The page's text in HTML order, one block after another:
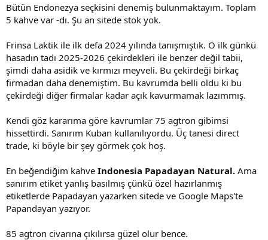
Bütün Endonezya seçkisini denemiş bulunmaktayım. Toplam
5 kahve var -dı. Şu an sitede stok yok.
Frinsa Laktik ile ilk defa 2024 yılında tanışmıştık. O ilk günkü
hasadın tadı 2025-2026 çekirdekleri ile benzer değil tabii,
şimdi daha asidik ve kırmızı meyveli. Bu çekirdeği birkaç
firmadan daha denemiştim. Bu kavrumda belli oldu ki bu
çekirdeği diğer firmalar kadar açık kavurmamak lazımmış.
Kendi göz kararıma göre kavrumlar 75 agtron gibimsi
hissettirdi. Sanırım Kuban kullanılıyordu. Üç tanesi direct
trade, ki böyle bir şey görmek çok hoş.
En beğendiğim kahve Indonesia Papadayan Natural. Ama
sanırım etiket yanlış basılmış çünkü özel hazırlanmış
etiketlerde Papadayan yazarken sitede ve Google Maps'te
Papandayan yazıyor.
85 agtron civarına çıkılırsa güzel olur bence.